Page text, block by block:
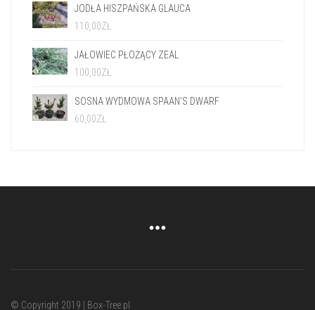
JODŁA HISZPAŃSKA GLAUCA
110,00ZŁ
JAŁOWIEC PŁOŻĄCY ZEAL
100,00ZŁ
SOSNA WYDMOWA SPAAN'S DWARF
60,00ZŁ
© Copyright 2019 | Box-Tree.pl